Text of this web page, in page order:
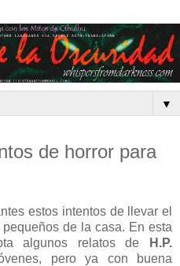
▼
de horror para
estos intentos de llevar el
de la casa. En esta
algunos relatos de
H.P.
pero ya con buena